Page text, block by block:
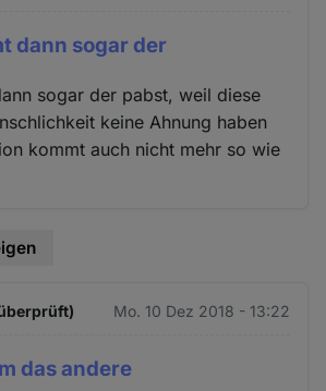
dann sogar der
sogar der pabst, weil diese
keine Ahnung haben
kommt auch nicht mehr so wie
Mo. 10 Dez 2018 - 13:22
das andere